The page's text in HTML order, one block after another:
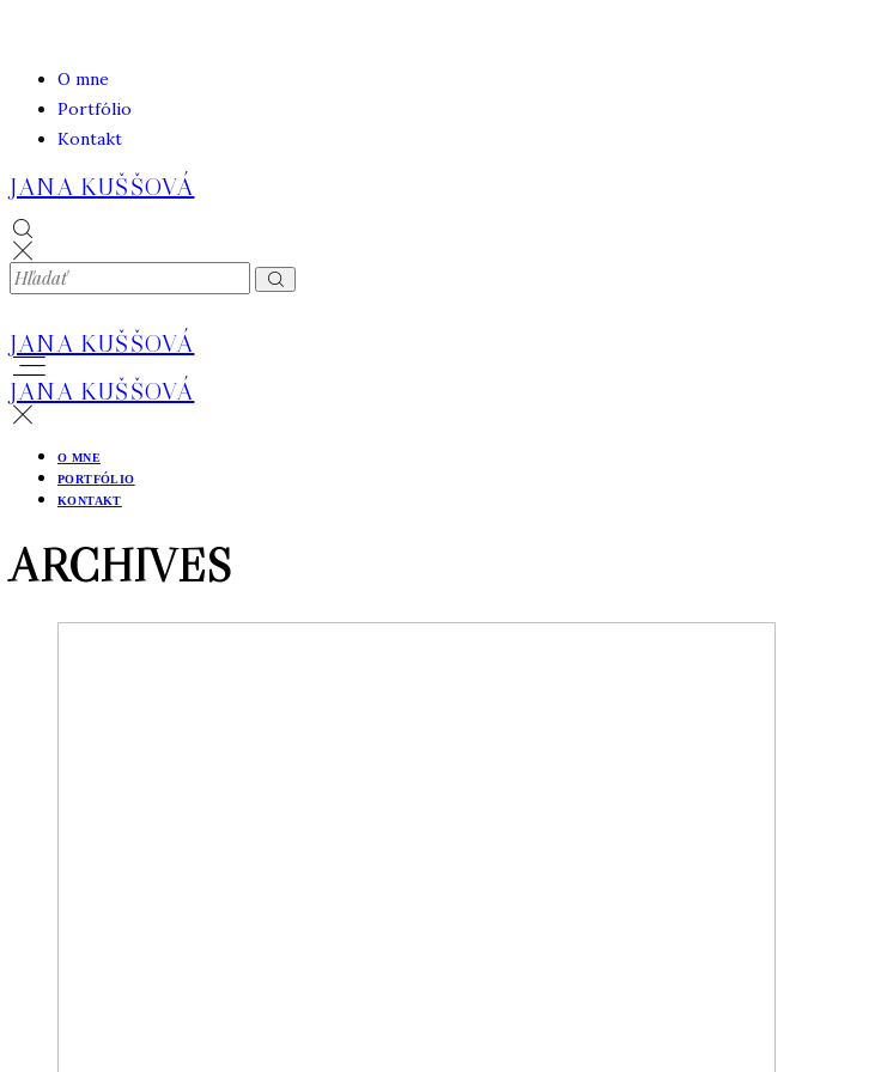
O mne
Portfólio
Kontakt
JANA KUŠŠOVÁ
JANA KUŠŠOVÁ
JANA KUŠŠOVÁ
O MNE
PORTFÓLIO
KONTAKT
ARCHIVES